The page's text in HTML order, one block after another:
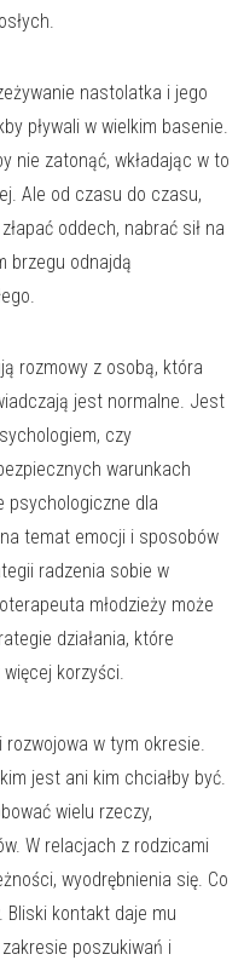
nastolatka i jego
pływali w wielkim basenie.
nie zatonąć, wkładając w to
Ale od czasu do czasu,
oddech, nabrać sił na
brzegu odnajdą
rozmowy z osobą, która
jest normalne. Jest
czy
warunkach
psychologiczne dla
temat emocji i sposobów
radzenia sobie w
młodzieży może
działania, które
korzyści.
w tym okresie.
jest ani kim chciałby być.
wielu rzeczy,
W relacjach z rodzicami
wyodrębnienia się. Co
Bliski kontakt daje mu
poszukiwań i